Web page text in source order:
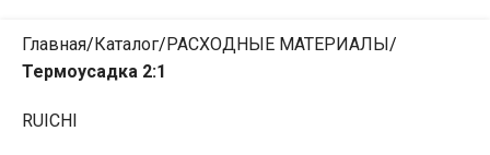
Главная Каталог РАСХОДНЫЕ МАТЕРИАЛЫ
Термоусадка 2:1
RUICHI